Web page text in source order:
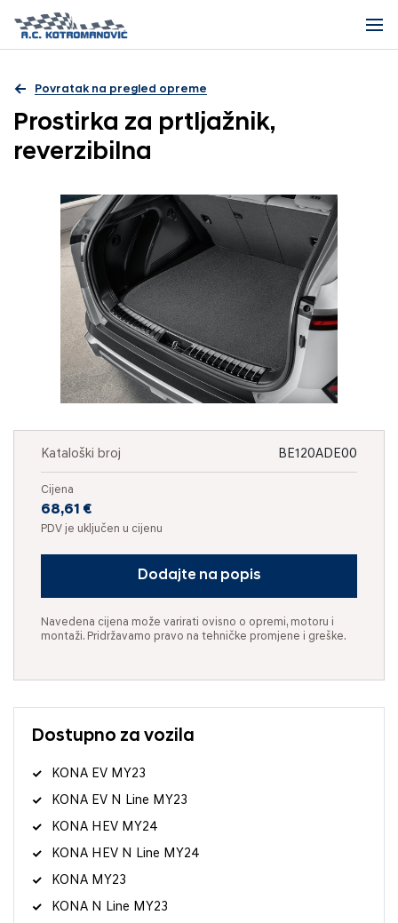
Povratak na pregled opreme
Prostirka za prtljažnik,
reverzibilna
Kataloški broj BE120ADE00
Cijena
68,61 €
PDV je uključen u cijenu
Dodajte na popis
Navedena cijena može varirati ovisno o opremi, motoru i
montaži. Pridržavamo pravo na tehničke promjene i greške.
Dostupno za vozila
KONA EV MY23
KONA EV N Line MY23
KONA HEV MY24
KONA HEV N Line MY24
KONA MY23
KONA N Line MY23